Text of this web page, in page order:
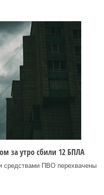
за утро сбили 12 БПЛА
средствами ПВО перехвачены